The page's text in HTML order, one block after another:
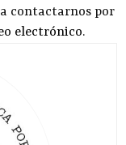
contactarnos por
electrónico.